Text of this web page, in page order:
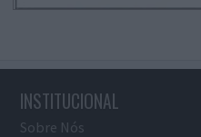
INSTITUCIONAL
Sobre Nós